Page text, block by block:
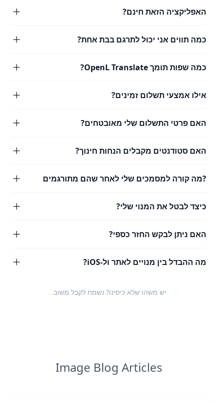
האפליקציה הזאת חינם?
כמה תווים אני יכול לתרגם בבת אחת?
כמה שפות תומך OpenL Translate?
אילו אמצעי תשלום זמינים?
האם פרטי התשלום שלי מאובטחים?
האם סטודנטים מקבלים הנחות חינוך?
?מה קורה למסמכים שלי לאחר שהם מתורגמים
כיצד לבטל את המנוי שלי?
האם ניתן לבקש החזר כספי?
מה ההבדל בין מנויים לאתר ול-iOS?
יש משהו שלא כיסינו? נשמח לקבל משוב.
Image Blog Articles